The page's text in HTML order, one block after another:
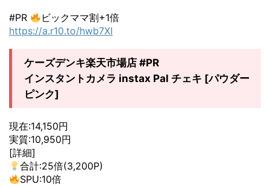
#PR
ビックママ割+1倍
https://a.r10.to/hwb7XI
ケーズデンキ楽天市場店 #PR
インスタントカメラ instax Pal チェキ [パウダー
ピンク]
現在:14,150円
実質:10,950円
[詳細]
合計:25倍(3,200P)
SPU:10倍